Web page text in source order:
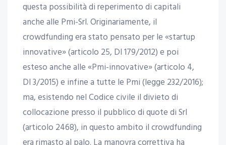
questa possibilità di reperimento di capitali
anche alle Pmi-Srl. Originariamente, il
crowdfunding era stato pensato per le «startup
innovative» (articolo 25, Dl 179/2012) e poi
esteso anche alle «Pmi-innovative» (articolo 4,
Dl 3/2015) e infine a tutte le Pmi (legge 232/2016);
ma, esistendo nel Codice civile il divieto di
collocazione presso il pubblico di quote di Srl
(articolo 2468), in questo ambito il crowdfunding
era rimasto al palo. La manovra correttiva ha